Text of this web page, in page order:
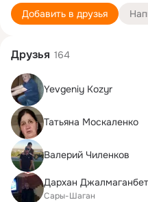
Добавить в друзья
Друзья 164
Yevgeniy Kozyr
Татьяна Москаленко
Валерий Чиленков
Дархан
Сары-Шаган